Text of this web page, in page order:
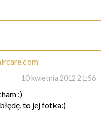
10 kwietnia 2012 21:56
:)
to jej fotka:)